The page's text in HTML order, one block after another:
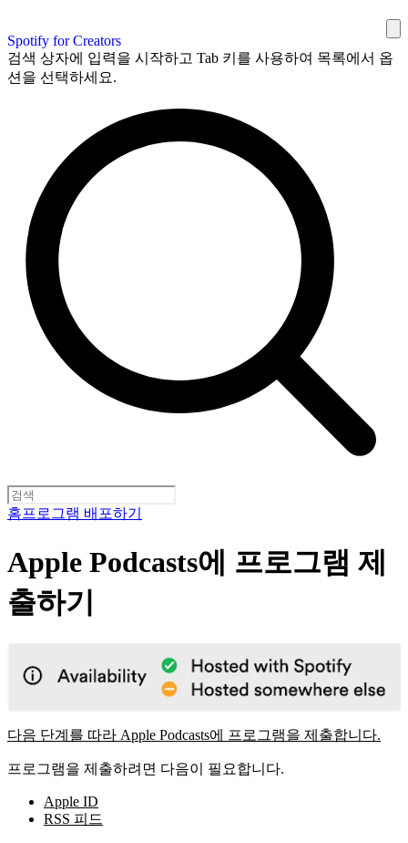
Spotify for Creators
검색 상자에 입력을 시작하고 Tab 키를 사용하여 목록에서 옵
션을 선택하세요.
홈프로그램 배포하기
Apple Podcasts에 프로그램 제
출하기
다음 단계를 따라 Apple Podcasts에 프로그램을 제출합니다.
프로그램을 제출하려면 다음이 필요합니다.
Apple ID
RSS 피드